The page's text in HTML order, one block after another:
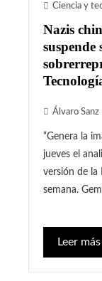
Ciencia y
Nazis
suspende
Álvaro Sanz
“Genera la
jueves el
versión de la
semana.
Leer más